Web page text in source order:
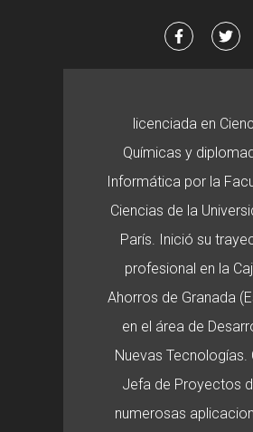
licenciada en
Químicas y
Informática por la
Ciencias de la
París. Inició su
profesional en la
Ahorros de Granada
en el área de
Nuevas Tecnologías.
Jefa de Proyectos
numerosas